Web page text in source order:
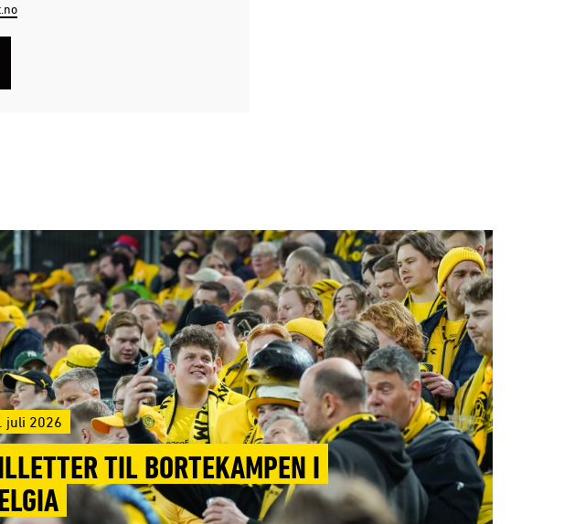
juli 2026
TIL BORTEKAMPEN I